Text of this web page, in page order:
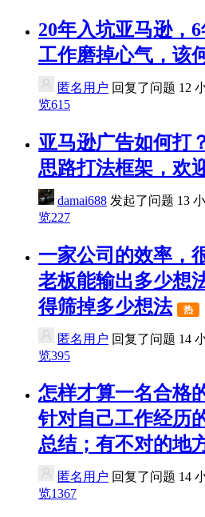
20年入坑亚马逊，
工作磨掉心气，该
匿名用户 回复了问题 12
览615
亚马逊广告如何打
思路打法框架，欢
damai688 发起了问题 13
览227
一家公司的效率，
老板能输出多少想
得筛掉多少想法
热
匿名用户 回复了问题 14
览395
怎样才算一名合格
针对自己工作经历
总结；有不对的地
匿名用户 回复了问题 14
览1367